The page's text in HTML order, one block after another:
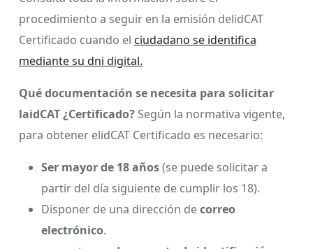
procedimiento a seguir en la emisión delidCAT
Certificado cuando el ciudadano se identifica
mediante su dni digital.
Qué documentación se necesita para solicitar
laidCAT ¿Certificado?Según la normativa vigente,
para obtener elidCAT Certificado es necesario:
Ser mayor de 18 años(se puede solicitar a
partir del día siguiente de cumplir los 18).
Disponer de una dirección decorreo
electrónico.